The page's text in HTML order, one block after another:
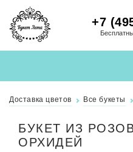
+7
Доставка цветов Все букеты
БУКЕТ ИЗ
ОРХИДЕЙ